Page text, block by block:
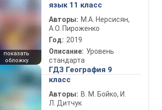
показать
обложку
язык 11 класс
Авторы: М.А. Нерсисян,
А.О. Пироженко
Год: 2019
Описание: Уровень
стандарта
ГДЗ География 9
класс
Авторы: В. М. Бойко, И.
Л. Дитчук